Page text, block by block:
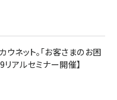
ネット。「お客さまのお困
アルセミナー開催】